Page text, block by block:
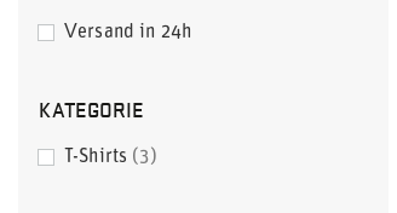
Versand in 24h
KATEGORIE
T-Shirts 3